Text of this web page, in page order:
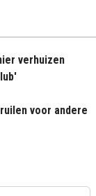
verhuizen
voor andere